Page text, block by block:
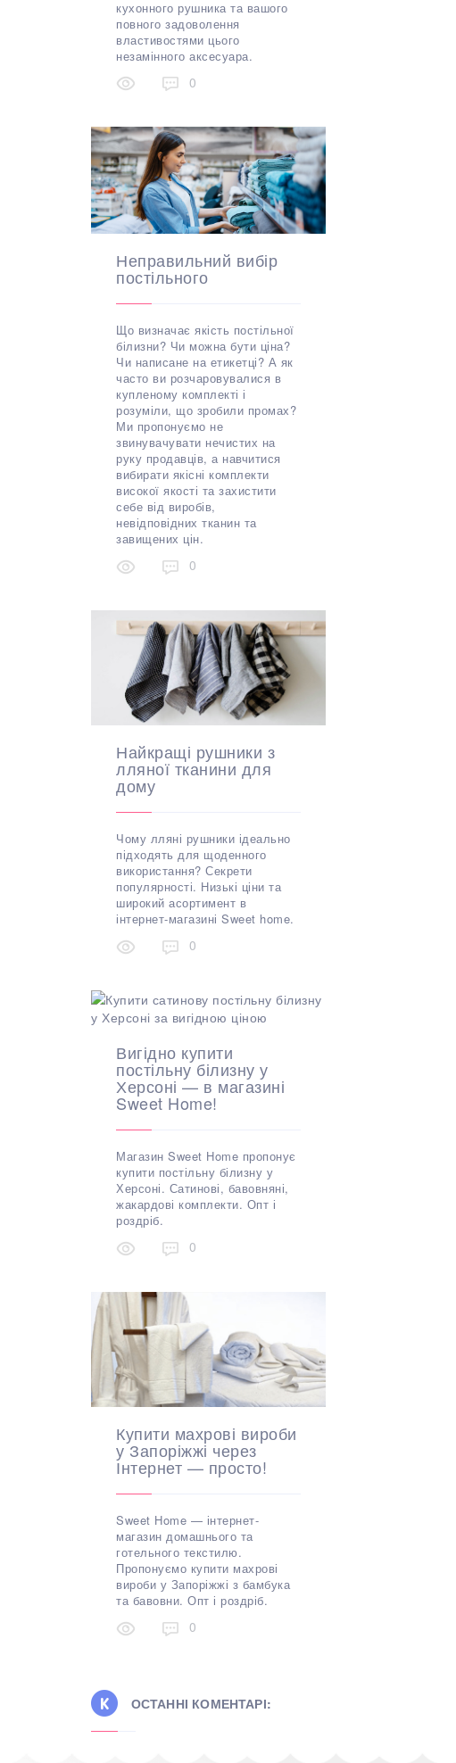
кухонного рушника та вашого
повного задоволення
властивостями цього
незамінного аксесуара.
0
Неправильний вибір
постільного
Що визначає якість постільної
білизни? Чи можна бути ціна?
Чи написане на етикетці? А як
часто ви розчаровувалися в
купленому комплекті і
розуміли, що зробили промах?
Ми пропонуємо не
звинувачувати нечистих на
руку продавців, а навчитися
вибирати якісні комплекти
високої якості та захистити
себе від виробів,
невідповідних тканин та
завищених цін.
0
Найкращі рушники з
лляної тканини для
дому
Чому лляні рушники ідеально
підходять для щоденного
використання? Секрети
популярності. Низькі ціни та
широкий асортимент в
інтернет-магазині Sweet home.
0
Вигідно купити
постільну білизну у
Херсоні — в магазині
Sweet Home!
Магазин Sweet Home пропонує
купити постільну білизну у
Херсоні. Сатинові, бавовняні,
жакардові комплекти. Опт і
роздріб.
0
Купити махрові вироби
у Запоріжжі через
Інтернет — просто!
Sweet Home — інтернет-
магазин домашнього та
готельного текстилю.
Пропонуємо купити махрові
вироби у Запоріжжі з бамбука
та бавовни. Опт і роздріб.
0
ОСТАННІ КОМЕНТАРІ: